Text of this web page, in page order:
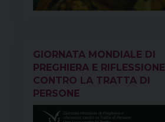
GIORNATA MONDIALE DI
PREGHIERA E RIFLESSIONE
CONTRO LA TRATTA DI
PERSONE